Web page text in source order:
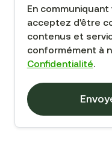
En
acceptez d'être
contenus et
conformément à
Confidentialité.